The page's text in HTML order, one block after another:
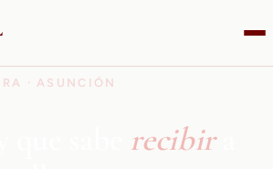
· ASUNCIÓN
recibira